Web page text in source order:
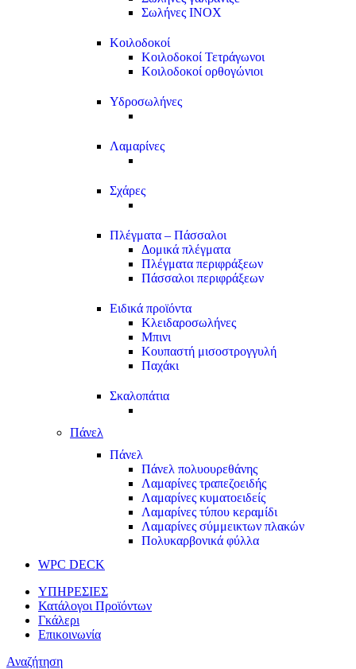
Σωλήνες INOX
Κοιλοδοκοί
Κοιλοδοκοί Τετράγωνοι
Κοιλοδοκοί ορθογώνιοι
Υδροσωλήνες
Λαμαρίνες
Σχάρες
Πλέγματα – Πάσσαλοι
Δομικά πλέγματα
Πλέγματα περιφράξεων
Πάσσαλοι περιφράξεων
Ειδικά προϊόντα
Κλειδαροσωλήνες
Μπινι
Κουπαστή μισοστρογγυλή
Παχάκι
Σκαλοπάτια
Πάνελ
Πάνελ
Πάνελ πολυουρεθάνης
Λαμαρίνες τραπεζοειδής
Λαμαρίνες κυματοειδείς
Λαμαρίνες τύπου κεραμίδι
Λαμαρίνες σύμμεικτων πλακών
Πολυκαρβονικά φύλλα
WPC DECK
ΥΠΗΡΕΣΙΕΣ
Κατάλογοι Προϊόντων
Γκάλερι
Επικοινωνία
Αναζήτηση